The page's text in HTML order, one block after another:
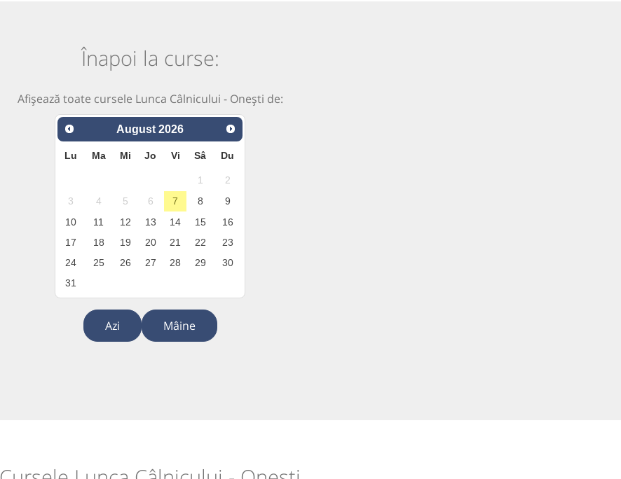
Înapoi la curse:
Afișează toate cursele Lunca Câlnicului - Onești de:
August 2026
Lu Ma Mi Jo Vi Sâ Du
1
2
3
4 5 6 7 8
9
10
11 12 13 14 15
16
17
18 19 20 21 22
23
24
25 26 27 28 29
30
31
Azi Mâine